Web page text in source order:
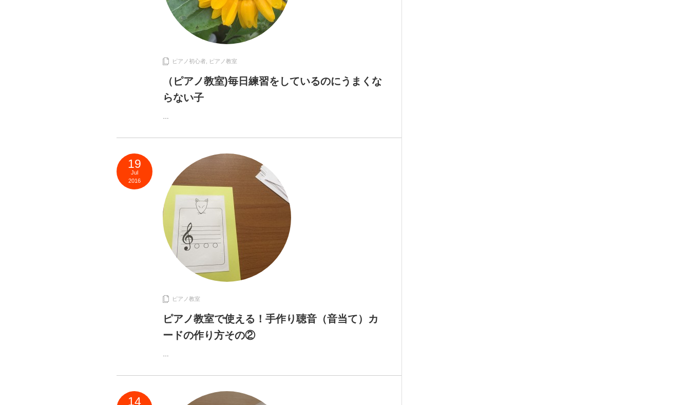
ピアノ初心者 ピアノ教室
（ピアノ教室)毎日練習をしているのにうまくな
らない子
19
Jul
2016
ピアノ教室
ピアノ教室で使える！手作り聴音（音当て）カ
ードの作り方その②
14